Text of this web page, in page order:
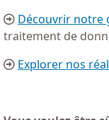
Découvrir notre
traitement de
Explorer nos